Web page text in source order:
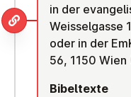
in der
Weisselgasse
oder in der
56, 1150 Wien
Bibeltexte